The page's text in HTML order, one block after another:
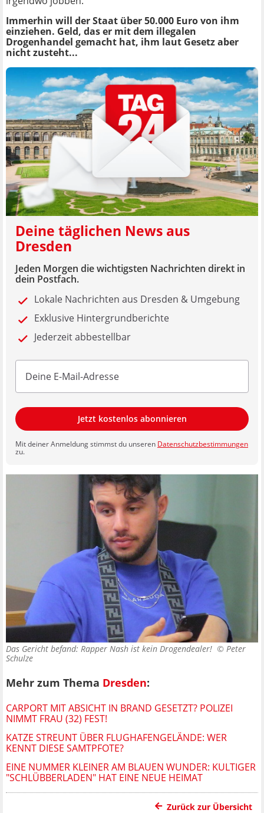
Immerhin will der Staat über 50.000 Euro von ihm
einziehen. Geld, das er mit dem illegalen
Drogenhandel gemacht hat, ihm laut Gesetz aber
nicht zusteht...
Deine täglichen News aus
Dresden
Jeden Morgen die wichtigsten Nachrichten direkt in
dein Postfach.
Lokale Nachrichten aus Dresden & Umgebung
Exklusive Hintergrundberichte
Jederzeit abbestellbar
Jetzt kostenlos abonnieren
Mit deiner Anmeldung stimmst du unseren Datenschutzbestimmungen
zu.
Das Gericht befand: Rapper Nash ist kein Drogendealer! © Peter
Schulze
Mehr zum Thema Dresden:
CARPORT MIT ABSICHT IN BRAND GESETZT? POLIZEI
NIMMT FRAU (32) FEST!
KATZE STREUNT ÜBER FLUGHAFENGELÄNDE: WER
KENNT DIESE SAMTPFOTE?
EINE NUMMER KLEINER AM BLAUEN WUNDER: KULTIGER
"SCHLÜBBERLADEN" HAT EINE NEUE HEIMAT
Zurück zur Übersicht